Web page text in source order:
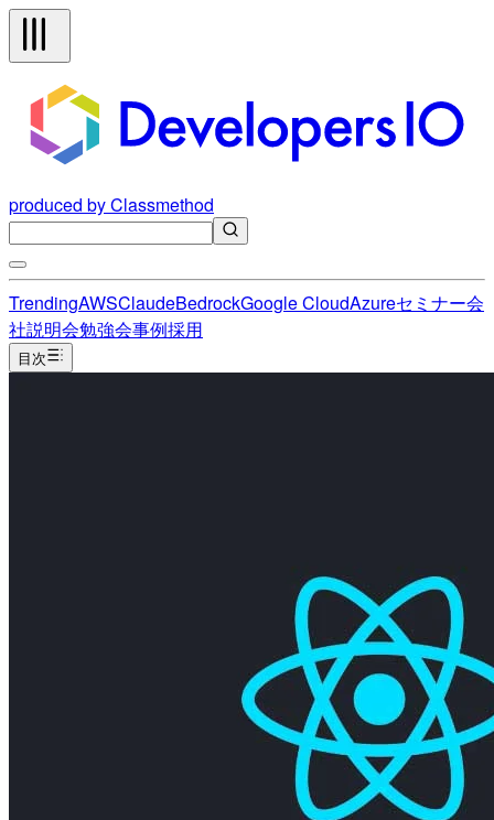
produced by Classmethod
TrendingAWSClaudeBedrockGoogle CloudAzureセミナー会
社説明会勉強会事例採用
目次